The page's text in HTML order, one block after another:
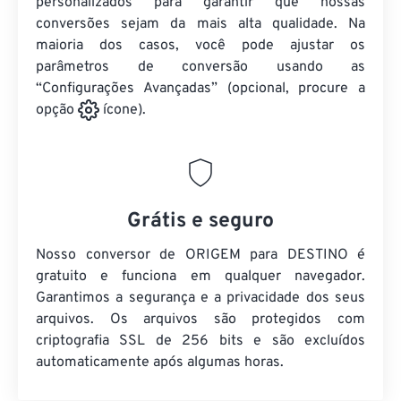
conversões sejam da mais alta qualidade. Na
maioria dos casos, você pode ajustar os
parâmetros de conversão usando as
“Configurações Avançadas” (opcional, procure a
opção
ícone).
Grátis e seguro
Nosso conversor de ORIGEM para DESTINO é
gratuito e funciona em qualquer navegador.
Garantimos a segurança e a privacidade dos seus
arquivos. Os arquivos são protegidos com
criptografia SSL de 256 bits e são excluídos
automaticamente após algumas horas.